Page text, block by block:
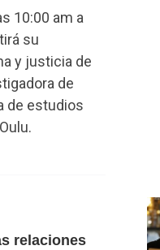
10:00 am a
su
y justicia de
de
de estudios
relaciones